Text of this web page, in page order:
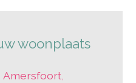
woonplaats
Amersfoort,